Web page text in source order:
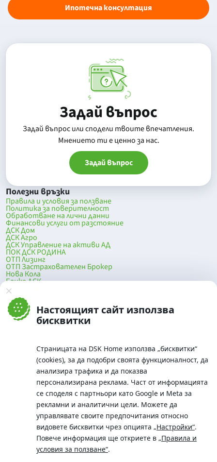
Настоящият сайт използва
бисквитки
Страницата на DSK Home използва „бисквитки“
(cookies), за да подобри своята функционалност, да
анализира трафика и да показва
персонализирана реклама. Част от информацията
се споделя с партньори като Google и Meta за
рекламни и аналитични цели. Можете да
управлявате своите предпочитания относно
видовете бисквитки чрез опцията „Настройки“.
Повече информация ще откриете в „Правила и
условия за ползване“.
Ипотечна консултация
Задай въпрос
Задай въпрос или сподели твоите впечатления.
Mнението ти е ценно за нас.
Задай въпрос
Полезни връзки
Правила и условия за ползване
Политика за поверителност
Обработване на лични данни
Финансови услуги от разстояние
ДСК Дом
ДСК Агро
ДСК Управление на активи АД
ПОК ДСК РОДИНА
ОТП Лизинг
ОТП Застрахователен Брокер
Нова Кола
Банка ДСК
DSK Mobile
Оферти за продажба от Банка ДСК
Клонова мрежа и банкомати
До началото на страницата
Телефон:
0700 10 375 / *2375
Московска No.19 / ул. Г. Бенковски No. 5, София 1036
SWIFT/BIC: